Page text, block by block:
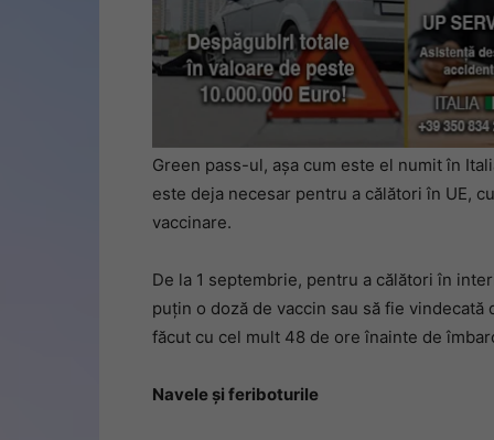
Green pass-ul, așa cum este el numit în
este deja necesar pentru a călători în UE,
vaccinare.
De la 1 septembrie, pentru a călători în
puțin o doză de vaccin sau să fie
făcut cu cel mult 48 de ore înainte de
Navele și feriboturile